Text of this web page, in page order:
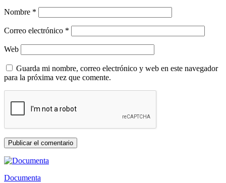
Nombre *
Correo electrónico *
Web
Guarda mi nombre, correo electrónico y web en este navegador
para la próxima vez que comente.
Documenta